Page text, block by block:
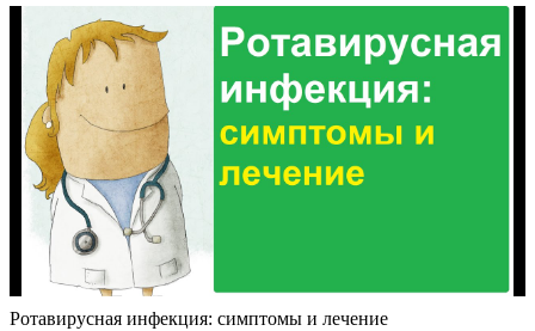
Ротавирусная инфекция: симптомы и лечение